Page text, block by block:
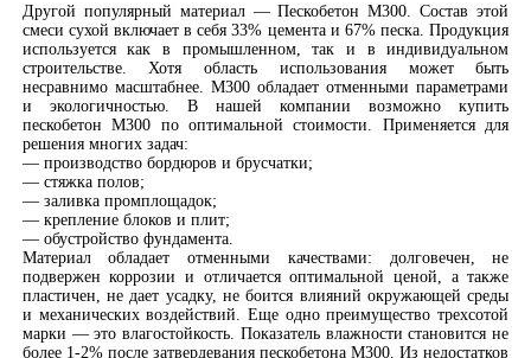
Другой популярный материал — Пескобетон М300. Состав этой
смеси сухой включает в себя 33% цемента и 67% песка. Продукция
используется как в промышленном, так и в индивидуальном
строительстве. Хотя область использования может быть
несравнимо масштабнее. М300 обладает отменными параметрами
и экологичностью. В нашей компании возможно купить
пескобетон М300 по оптимальной стоимости. Применяется для
решения многих задач:
— производство бордюров и брусчатки;
— стяжка полов;
— заливка промплощадок;
— крепление блоков и плит;
— обустройство фундамента.
Материал обладает отменными качествами: долговечен, не
подвержен коррозии и отличается оптимальной ценой, а также
пластичен, не дает усадку, не боится влияний окружающей среды
и механических воздействий. Еще одно преимущество трехсотой
марки — это влагостойкость. Показатель влажности становится не
более 1-2% после затвердевания пескобетона М300. Из недостатков